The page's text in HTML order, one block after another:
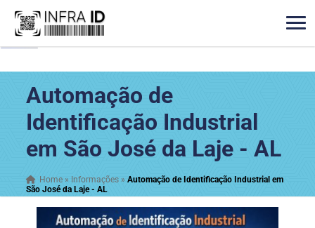
Automação de
Identificação Industrial
em São José da Laje - AL
Home » Informações »Automação de Identificação Industrial em
São José da Laje - AL